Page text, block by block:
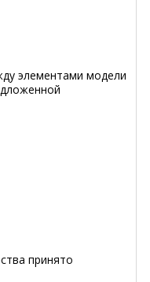
элементами модели
принято